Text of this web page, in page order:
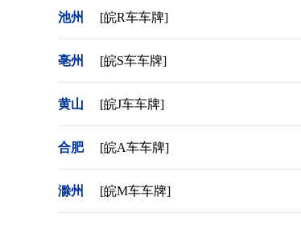
池州 [皖R车车牌]
亳州 [皖S车车牌]
黄山 [皖J车车牌]
合肥 [皖A车车牌]
滁州 [皖M车车牌]